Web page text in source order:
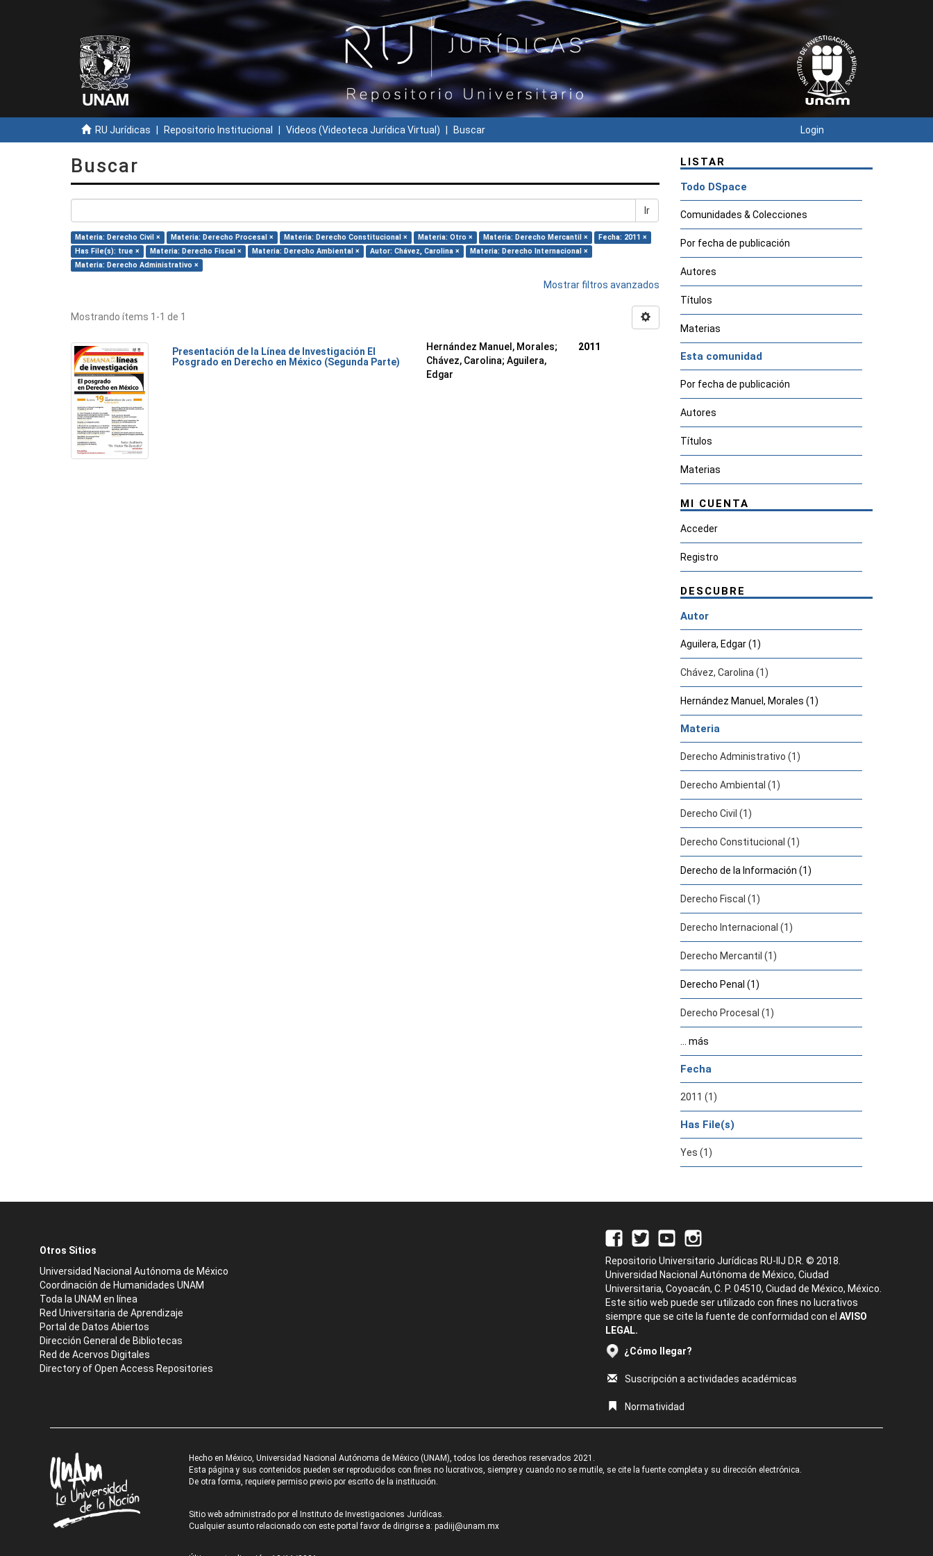
RU Jurídicas Repositorio Institucional Videos (Videoteca Jurídica Virtual) Buscar Login
Buscar
Ir
Materia: Derecho Civil × Materia: Derecho Procesal × Materia: Derecho Constitucional × Materia: Otro × Materia: Derecho Mercantil ×
Fecha: 2011 ×
Has File(s): true ×
Materia: Derecho Fiscal × Materia: Derecho Ambiental × Autor: Chávez, Carolina ×
Materia: Derecho Internacional ×
Materia: Derecho Administrativo ×
Mostrar filtros avanzados
Mostrando ítems 1-1 de 1
Presentación de la Línea de Investigación El
Posgrado en Derecho en México (Segunda Parte)
Hernández Manuel, Morales;
Chávez, Carolina; Aguilera,
Edgar
2011
LISTAR
Todo DSpace
Comunidades & Colecciones
Por fecha de publicación
Autores
Títulos
Materias
Esta comunidad
Por fecha de publicación
Autores
Títulos
Materias
MI CUENTA
Acceder
Registro
DESCUBRE
Autor
Aguilera, Edgar (1)
Chávez, Carolina (1)
Hernández Manuel, Morales (1)
Materia
Derecho Administrativo (1)
Derecho Ambiental (1)
Derecho Civil (1)
Derecho Constitucional (1)
Derecho de la Información (1)
Derecho Fiscal (1)
Derecho Internacional (1)
Derecho Mercantil (1)
Derecho Penal (1)
Derecho Procesal (1)
... más
Fecha
2011 (1)
Has File(s)
Yes (1)
Otros Sitios
Universidad Nacional Autónoma de México
Coordinación de Humanidades UNAM
Toda la UNAM en línea
Red Universitaria de Aprendizaje
Portal de Datos Abiertos
Dirección General de Bibliotecas
Red de Acervos Digitales
Directory of Open Access Repositories
Repositorio Universitario Jurídicas RU-IIJ D.R. © 2018.
Universidad Nacional Autónoma de México, Ciudad
Universitaria, Coyoacán, C. P. 04510, Ciudad de México, México.
Este sitio web puede ser utilizado con fines no lucrativos
siempre que se cite la fuente de conformidad con el AVISO
LEGAL.
¿Cómo llegar?
Suscripción a actividades académicas
Normatividad
Hecho en México, Universidad Nacional Autónoma de México (UNAM), todos los derechos reservados 2021.
Esta página y sus contenidos pueden ser reproducidos con fines no lucrativos, siempre y cuando no se mutile, se cite la fuente completa y su dirección electrónica.
De otra forma, requiere permiso previo por escrito de la institución.
Sitio web administrado por el Instituto de Investigaciones Jurídicas.
Cualquier asunto relacionado con este portal favor de dirigirse a: padiij@unam.mx